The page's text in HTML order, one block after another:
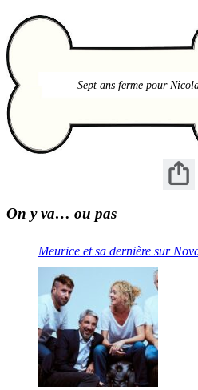
Sept ans ferme pour
On y va… ou pas
Meurice et sa dernière sur